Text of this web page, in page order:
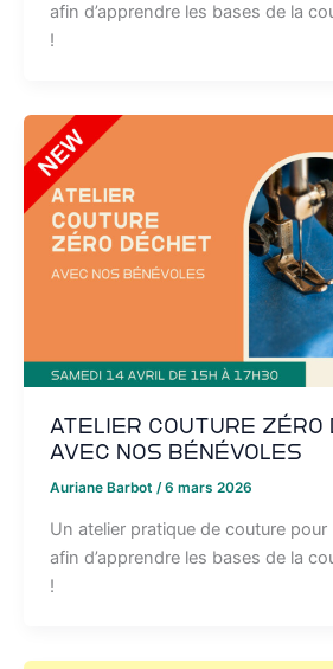
afin d’apprendre les bases de la
!
Atelier couture Zéro
avec nos bénévoles
Auriane Barbot /6 mars 2026
Un atelier pratique de couture
afin d’apprendre les bases de la
!